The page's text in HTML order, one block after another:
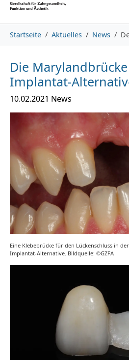
Skip to main content
Skip to page footer
Startseite Aktuelles News
Die
Implantat-
10.02.2021 News
Eine Klebebrücke für den Lückenschluss in
Implantat-Alternative. Bildquelle: ©GZFA